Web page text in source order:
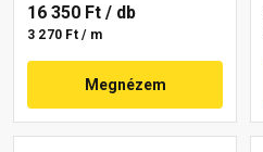
16 350 Ft / db
3 270 Ft / m
Megnézem